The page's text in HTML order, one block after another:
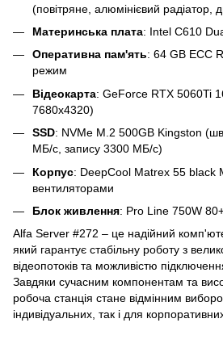
(повітряне, алюмінієвий
Материнська плата: Intel C610
Оперативна пам'ять: 64 GB ECC
режим
Відеокарта: GeForce RTX 5060Ti
7680x4320)
SSD: NVMe M.2 500GB Kingston
МБ/с, запису 3300 МБ/с)
Корпус: DeepCool Matrex 55 black
вентиляторами
Блок живлення: Pro Line 750W
Alfa Server #272 – це надійний
який гарантує стабільну роботу з
відеопотоків та можливістю
Завдяки сучасним компонентам та
робоча станція стане відмінним
індивідуальних, так і для